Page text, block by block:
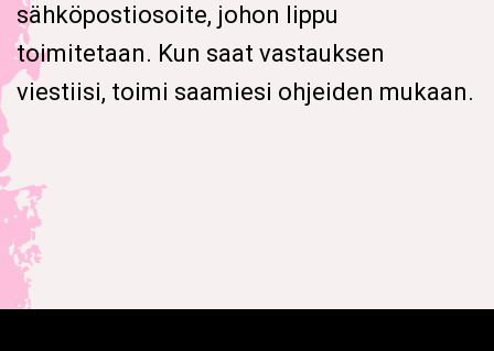
sähköpostiosoite, johon lippu
toimitetaan. Kun saat vastauksen
viestiisi, toimi saamiesi ohjeiden mukaan.